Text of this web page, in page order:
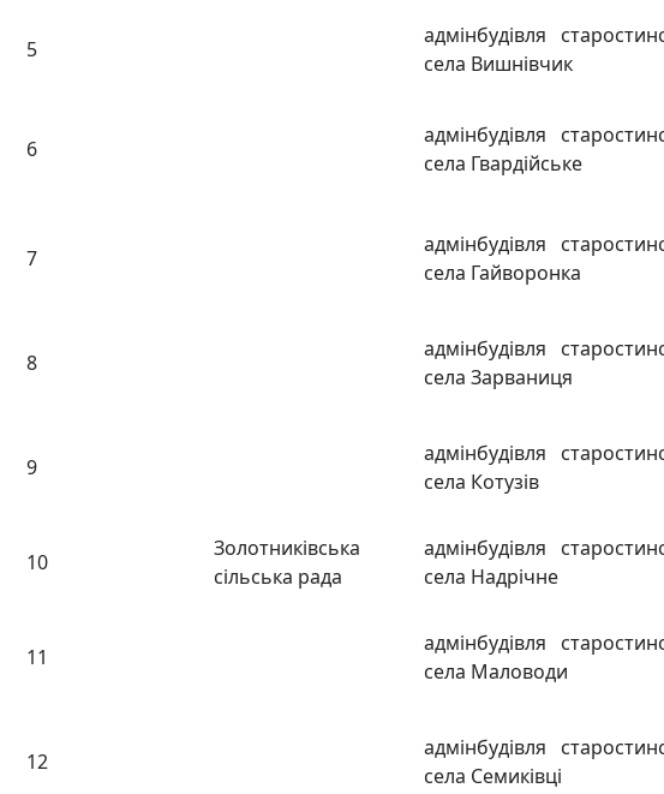
5
адмінбудівля
села Вишнівчик
6
адмінбудівля
села Гвардійське
7
адмінбудівля
села Гайворонка
8
адмінбудівля
села Зарваниця
9
адмінбудівля
села Котузів
10
Золотниківська
сільська рада
адмінбудівля
села Надрічне
11
адмінбудівля
села Маловоди
12
адмінбудівля
села Семиківці